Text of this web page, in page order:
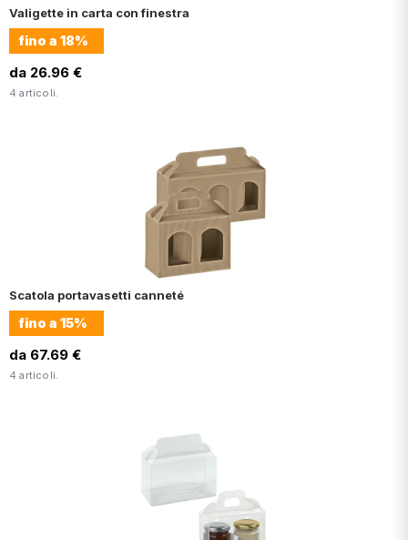
Valigette in carta con finestra
fino a 18%
da 26.96 €
4 articoli.
Scatola portavasetti canneté
fino a 15%
da 67.69 €
4 articoli.